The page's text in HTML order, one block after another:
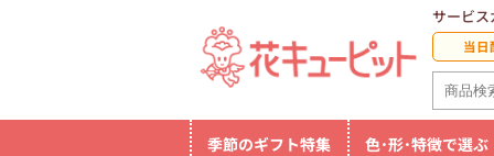
サービス
当日
季節のギフト特集 色･形･特徴で選ぶ